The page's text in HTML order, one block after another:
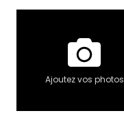
Ajoutez vos photos